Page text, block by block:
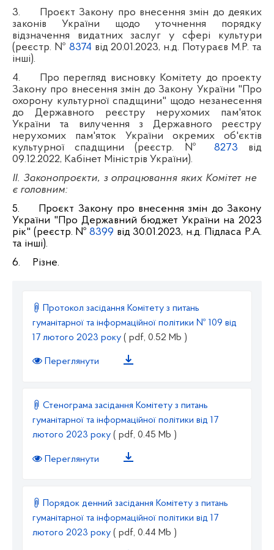
3.
Проєкт Закону про внесення змін до деяких
законів України щодо уточнення порядку
відзначення видатних заслуг у сфері культури
(реєстр. № 8374 від 20.01.2023, н.д. Потураєв М.Р. та
інші).
4.
Про перегляд висновку Комітету до проекту
Закону про внесення змін до Закону України "Про
охорону культурної спадщини" щодо незанесення
до Державного реєстру нерухомих пам'яток
України та вилучення з Державного реєстру
нерухомих пам'яток України окремих об'єктів
культурної спадщини (реєстр. № 8273 від
09.12.2022, Кабінет Міністрів України).
ІІ. Законопроєкти, з опрацювання яких Комітет не
є головним:
5.
Проєкт Закону про внесення змін до Закону
України "Про Державний бюджет України на 2023
рік" (реєстр. №8399 від 30.01.2023, н.д. Підласа Р.А.
та інші).
6.
Різне.
Протокол засідання Комітету з питань
гуманітарної та інформаційної політики № 109 від
17 лютого 2023 року ( pdf, 0.52 Mb )
Переглянути
Стенограма засідання Комітету з питань
гуманітарної та інформаційної політики від 17
лютого 2023 року ( pdf, 0.45 Mb )
Переглянути
Порядок денний засідання Комітету з питань
гуманітарної та інформаційної політики від 17
лютого 2023 року ( pdf, 0.44 Mb )